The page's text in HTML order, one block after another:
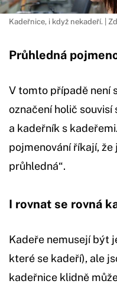
Kadeřnice, i když nekadeří. |
Průhledná
V tomto případě není
označení holič souvisí
a kadeřník s
pojmenování říkají,
průhledná“.
I rovnat se rovná
Kadeře nemusejí být
které se kadeří), ale
kadeřnice klidně